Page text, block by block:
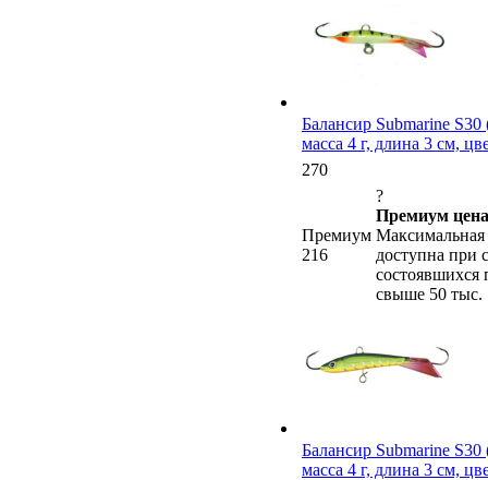
Балансир Submarine
масса 4 г, длина 3 см,
270
Премиум
216
?
Премиум
доступна при
состоявшихся
свыше 50 тыс.
Балансир Submarine
масса 4 г, длина 3 см,